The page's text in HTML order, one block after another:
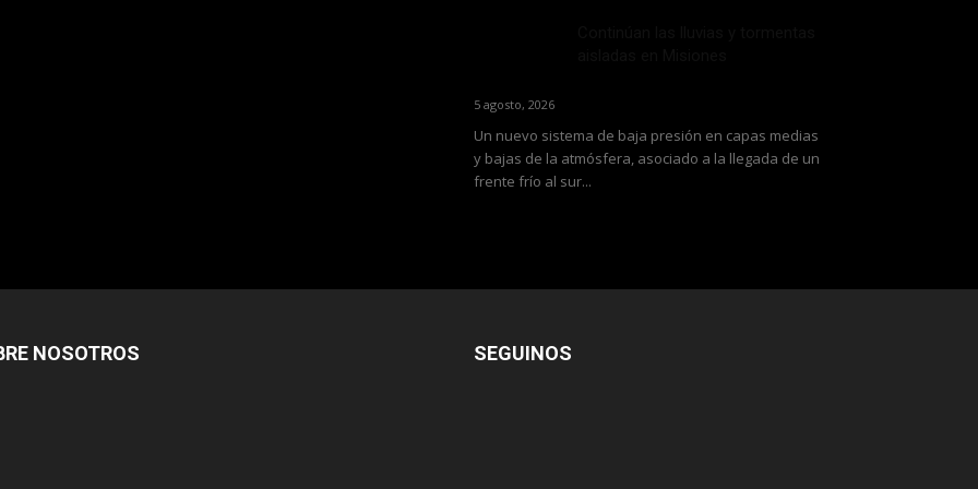
5 agosto, 2026
Un nuevo sistema de baja presión en capas medias
y bajas de la atmósfera, asociado a la llegada de un
frente frío al sur...
NOSOTROS SEGUINOS